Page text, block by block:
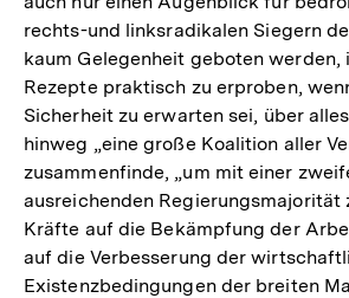
rechts-und linksradikalen Siegern
kaum Gelegenheit geboten werden,
Rezepte praktisch zu erproben,
Sicherheit zu erwarten sei, über
hinweg „eine große Koalition aller
zusammenfinde, „um mit einer
ausreichenden Regierungsmajorität
Kräfte auf die Bekämpfung der
auf die Verbesserung der
Existenzbedingungen der breiten